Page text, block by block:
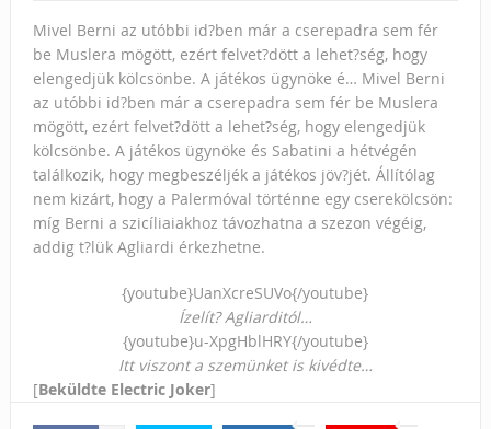
Mivel Berni az utóbbi id?ben már a cserepadra sem fér
be Muslera mögött, ezért felvet?dött a lehet?ség, hogy
elengedjük kölcsönbe. A játékos ügynöke é… Mivel Berni
az utóbbi id?ben már a cserepadra sem fér be Muslera
mögött, ezért felvet?dött a lehet?ség, hogy elengedjük
kölcsönbe. A játékos ügynöke és Sabatini a hétvégén
találkozik, hogy megbeszéljék a játékos jöv?jét. Állítólag
nem kizárt, hogy a Palermóval történne egy cserekölcsön:
míg Berni a szicíliaiakhoz távozhatna a szezon végéig,
addig t?lük Agliardi érkezhetne.
{youtube}UanXcreSUVo{/youtube}
Ízelít? Agliarditól…
{youtube}u-XpgHblHRY{/youtube}
Itt viszont a szemünket is kivédte…
[Beküldte Electric Joker]